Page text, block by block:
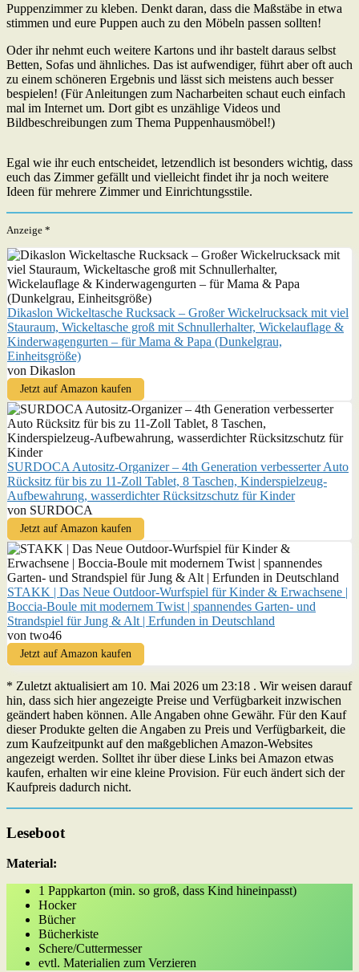
Puppenzimmer zu kleben. Denkt daran, dass die Maßstäbe in etwa
stimmen und eure Puppen auch zu den Möbeln passen sollten!
Oder ihr nehmt euch weitere Kartons und ihr bastelt daraus selbst
Betten, Sofas und ähnliches. Das ist aufwendiger, führt aber oft auch
zu einem schöneren Ergebnis und lässt sich meistens auch besser
bespielen! (Für Anleitungen zum Nacharbeiten schaut euch einfach
mal im Internet um. Dort gibt es unzählige Videos und
Bildbeschreibungen zum Thema Puppenhausmöbel!)
Egal wie ihr euch entscheidet, letzendlich ist besonders wichtig, dass
euch das Zimmer gefällt und vielleicht findet ihr ja noch weitere
Ideen für mehrere Zimmer und Einrichtungsstile.
Anzeige *
Dikaslon Wickeltasche Rucksack – Großer Wickelrucksack mit viel
Stauraum, Wickeltasche groß mit Schnullerhalter, Wickelauflage &
Kinderwagengurten – für Mama & Papa (Dunkelgrau,
Einheitsgröße)
von Dikaslon
Jetzt auf Amazon kaufen
SURDOCA Autositz-Organizer – 4th Generation verbesserter Auto
Rücksitz für bis zu 11-Zoll Tablet, 8 Taschen, Kinderspielzeug-
Aufbewahrung, wasserdichter Rücksitzschutz für Kinder
von SURDOCA
Jetzt auf Amazon kaufen
STAKK | Das Neue Outdoor-Wurfspiel für Kinder & Erwachsene |
Boccia-Boule mit modernem Twist | spannendes Garten- und
Strandspiel für Jung & Alt | Erfunden in Deutschland
von two46
Jetzt auf Amazon kaufen
* Zuletzt aktualisiert am 10. Mai 2026 um 23:18 . Wir weisen darauf
hin, dass sich hier angezeigte Preise und Verfügbarkeit inzwischen
geändert haben können. Alle Angaben ohne Gewähr. Für den Kauf
dieser Produkte gelten die Angaben zu Preis und Verfügbarkeit, die
zum Kaufzeitpunkt auf den maßgeblichen Amazon-Websites
angezeigt werden. Solltet ihr über diese Links bei Amazon etwas
kaufen, erhalten wir eine kleine Provision. Für euch ändert sich der
Kaufpreis dadurch nicht.
Leseboot
Material:
1 Pappkarton (min. so groß, dass Kind hineinpasst)
Hocker
Bücher
Bücherkiste
Schere/Cuttermesser
evtl. Materialien zum Verzieren